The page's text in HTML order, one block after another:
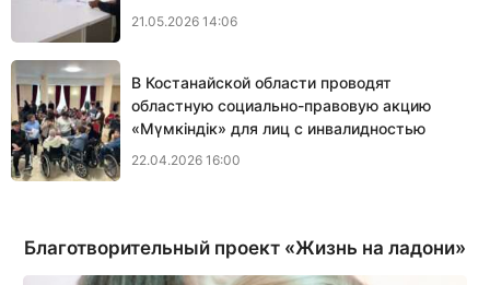
21.05.2026 14:06
В Костанайской области проводят
областную социально-правовую акцию
«Мүмкіндік» для лиц с инвалидностью
22.04.2026 16:00
Благотворительный проект «Жизнь на ладони»